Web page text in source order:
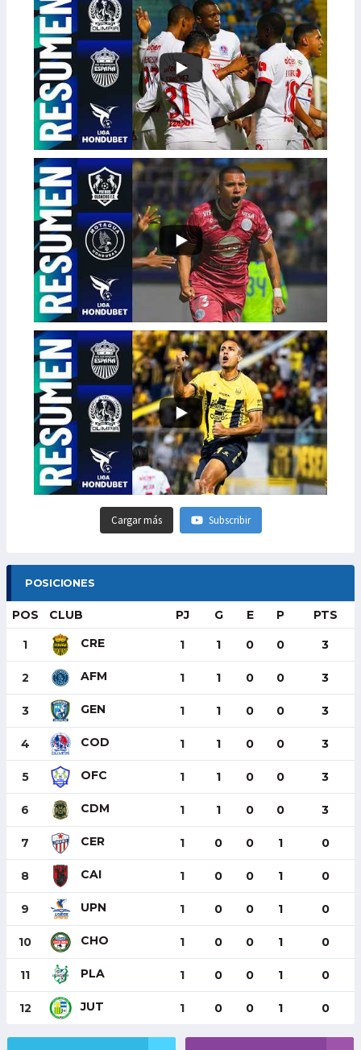
Cargar más Subscribir
POSICIONES
POS CLUB PJ G E P PTS
1 CRE 1 1 0 0 3
2 AFM 1 1 0 0 3
3 GEN 1 1 0 0 3
4 COD 1 1 0 0 3
5 OFC 1 1 0 0 3
6 CDM 1 1 0 0 3
7 CER 1 0 0 1 0
8 CAI 1 0 0 1 0
9 UPN 1 0 0 1 0
10 CHO 1 0 0 1 0
11 PLA 1 0 0 1 0
12 JUT 1 0 0 1 0